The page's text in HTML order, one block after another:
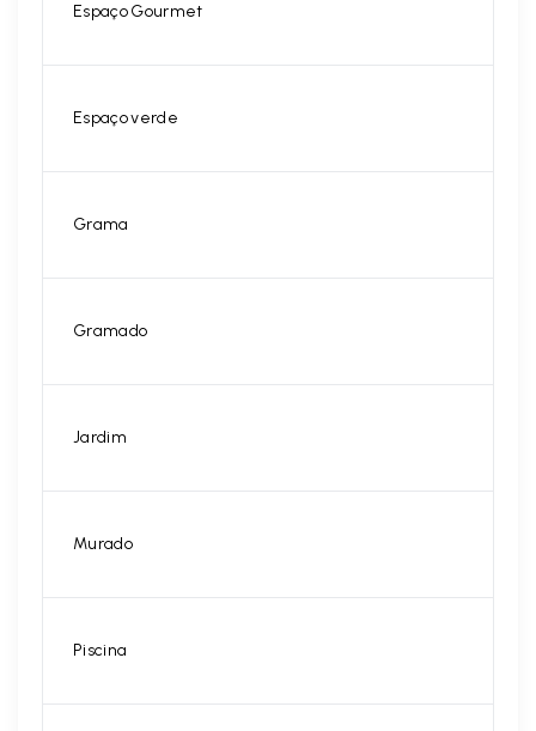
Espaço Gourmet
Espaço verde
Grama
Gramado
Jardim
Murado
Piscina